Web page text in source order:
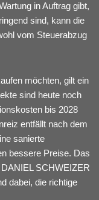
in Auftrag gibt,
sind, kann die
vom Steuerabzug
möchten, gilt ein
sind heute noch
bis 2028
entfällt nach dem
sanierte
bessere Preise. Das
SCHWEIZER
dabei, die richtige